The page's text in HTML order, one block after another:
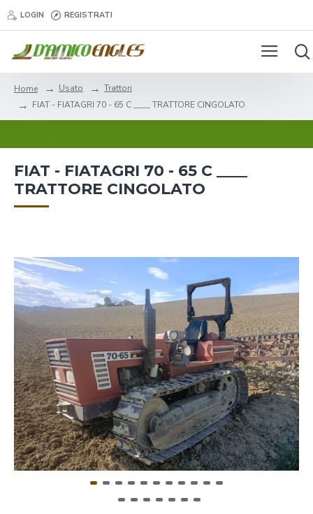
LOGIN REGISTRATI
Home Usato
Trattori
FIAT - FIATAGRI 70 - 65 C ____ TRATTORE CINGOLATO
FIAT - FIATAGRI 70 - 65 C ____
TRATTORE CINGOLATO